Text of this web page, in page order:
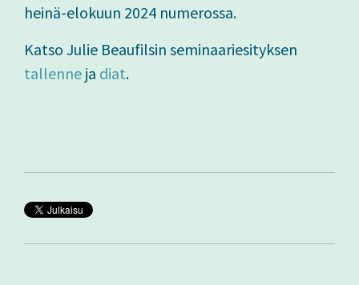
heinä-elokuun 2024 numerossa.
Katso Julie Beaufilsin seminaariesityksen
tallenne ja diat.